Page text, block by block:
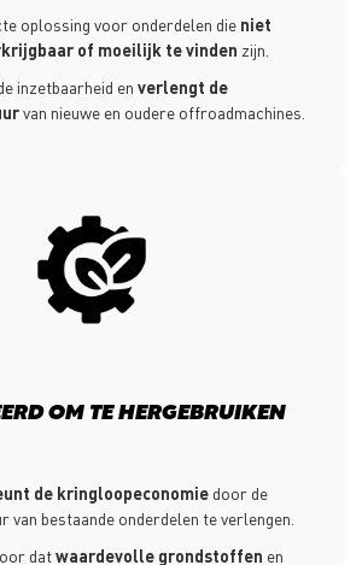
oplossing voor onderdelen die niet
of moeilijk te vinden zijn.
inzetbaarheid en verlengt de
van nieuwe en oudere offroadmachines.
OM TE HERGEBRUIKEN
de kringloopeconomie door de
van bestaande onderdelen te verlengen.
datwaardevolle grondstoffen en